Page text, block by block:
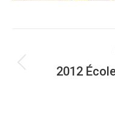
ALBUM
2012